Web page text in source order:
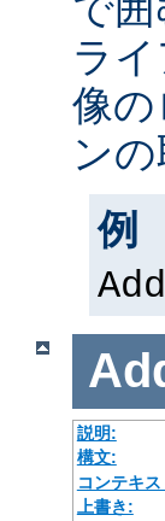
ラ
像
ン
例
説明:
構文:
コンテキ
上書き: